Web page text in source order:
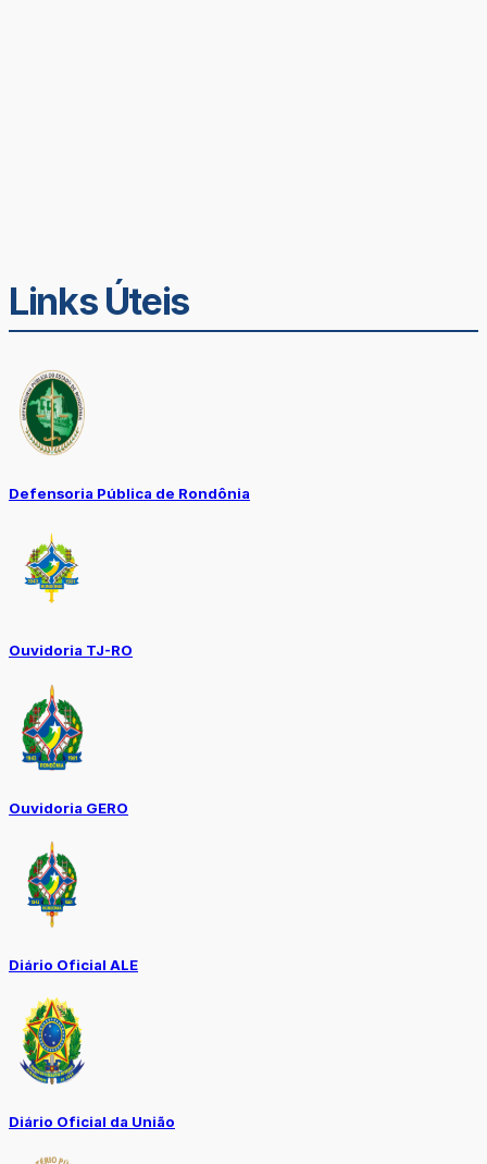
Links Úteis
Defensoria Pública de Rondônia
Ouvidoria TJ-RO
Ouvidoria GERO
Diário Oficial ALE
Diário Oficial da União